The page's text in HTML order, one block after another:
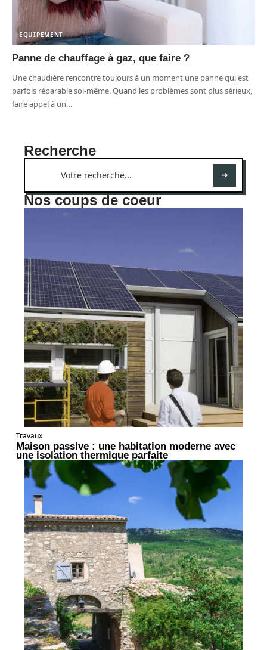
EQUIPEMENT
Panne de chauffage à gaz, que faire ?
Une chaudière rencontre toujours à un moment une panne qui est
parfois réparable soi-même. Quand les problèmes sont plus sérieux,
faire appel à un…
Recherche
Nos coups de coeur
Travaux
Maison passive : une habitation moderne avec
une isolation thermique parfaite